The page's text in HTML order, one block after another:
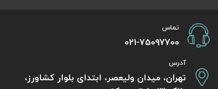
تماس
021-75097700
آدرس
تهران، میدان ولیعصر، ابتدای بلوار کشاورز،